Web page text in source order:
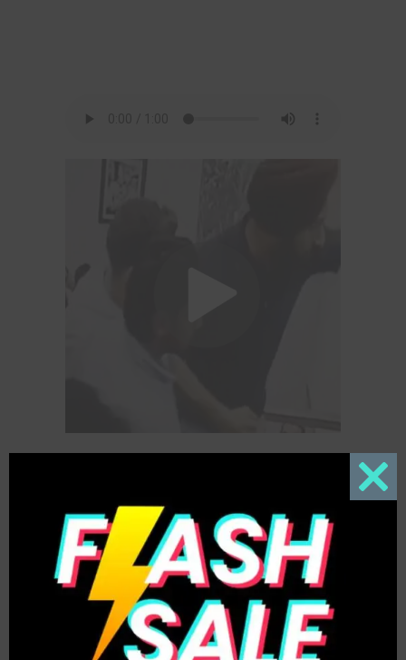
Nữ nhân viên bị sát hại ngay tại văn phòng, nghi
Punjab, Ấn Độ
– Một vụ án mạng gây chấn động
đã xảy ra tại thành phố Mohali, bang Punjab, khi
một nữ nhân viên công ty tư nhân bị sát hại ngay
tại nơi làm việc. Nghi phạm được xác định là
đồng nghiệp nam, người được cho là từng có
quan hệ tình cảm với nạn nhân.
Close